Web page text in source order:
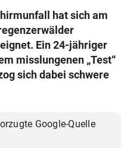
2026
hat sich am
Ein 24-jähriger
misslungenen „Test“
sich dabei schwere
Google-Quelle